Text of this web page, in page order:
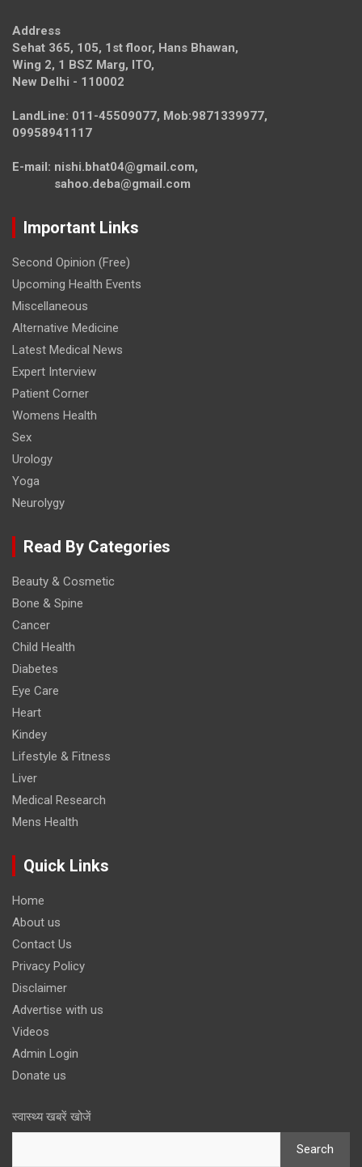
Address
Sehat 365, 105, 1st floor, Hans Bhawan,
Wing 2, 1 BSZ Marg, ITO,
New Delhi - 110002
LandLine: 011-45509077, Mob:9871339977,
09958941117
E-mail: nishi.bhat04@gmail.com,
sahoo.deba@gmail.com
Important Links
Second Opinion (Free)
Upcoming Health Events
Miscellaneous
Alternative Medicine
Latest Medical News
Expert Interview
Patient Corner
Womens Health
Sex
Urology
Yoga
Neurolygy
Read By Categories
Beauty & Cosmetic
Bone & Spine
Cancer
Child Health
Diabetes
Eye Care
Heart
Kindey
Lifestyle & Fitness
Liver
Medical Research
Mens Health
Quick Links
Home
About us
Contact Us
Privacy Policy
Disclaimer
Advertise with us
Videos
Admin Login
Donate us
स्वास्थ्य खबरें खोजें
Search